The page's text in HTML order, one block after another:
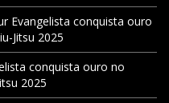
Evangelista conquista ouro
Jitsu 2025
conquista ouro no
2025